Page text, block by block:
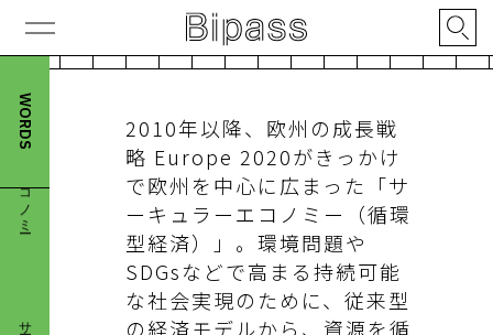
WORDS
サーキュラーエコノミー
2010年以降、欧州の成長戦
略 Europe 2020がきっかけ
で欧州を中心に広まった「サ
ーキュラーエコノミー（循環
型経済）」。環境問題や
SDGsなどで高まる持続可能
な社会実現のために、従来型
の経済モデルから、資源を循